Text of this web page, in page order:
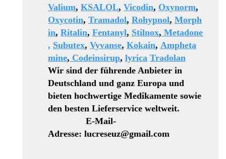
Valium, KSALOL, Vicodin, Oxynorm,
Oxycotin, Tramadol, Rohypnol, Morph
in, Ritalin, Fentanyl, Stilnox, Metadone
, Subutex, Vyvanse, Kokain, Ampheta
mine, Codeinsirup, lyrica Tradolan
Wir sind der führende Anbieter in
Deutschland und ganz Europa und
bieten hochwertige Medikamente sowie
den besten Lieferservice weltweit.
E-Mail-
Adresse: lucreseuz@gmail.com